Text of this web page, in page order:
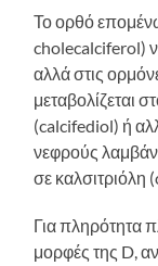
Το ορθό
cholecalciferol)
αλλά στις
μεταβολίζεται
(calcifediol) ή
νεφρούς
σε
Για πληρότητα
μορφές της D,